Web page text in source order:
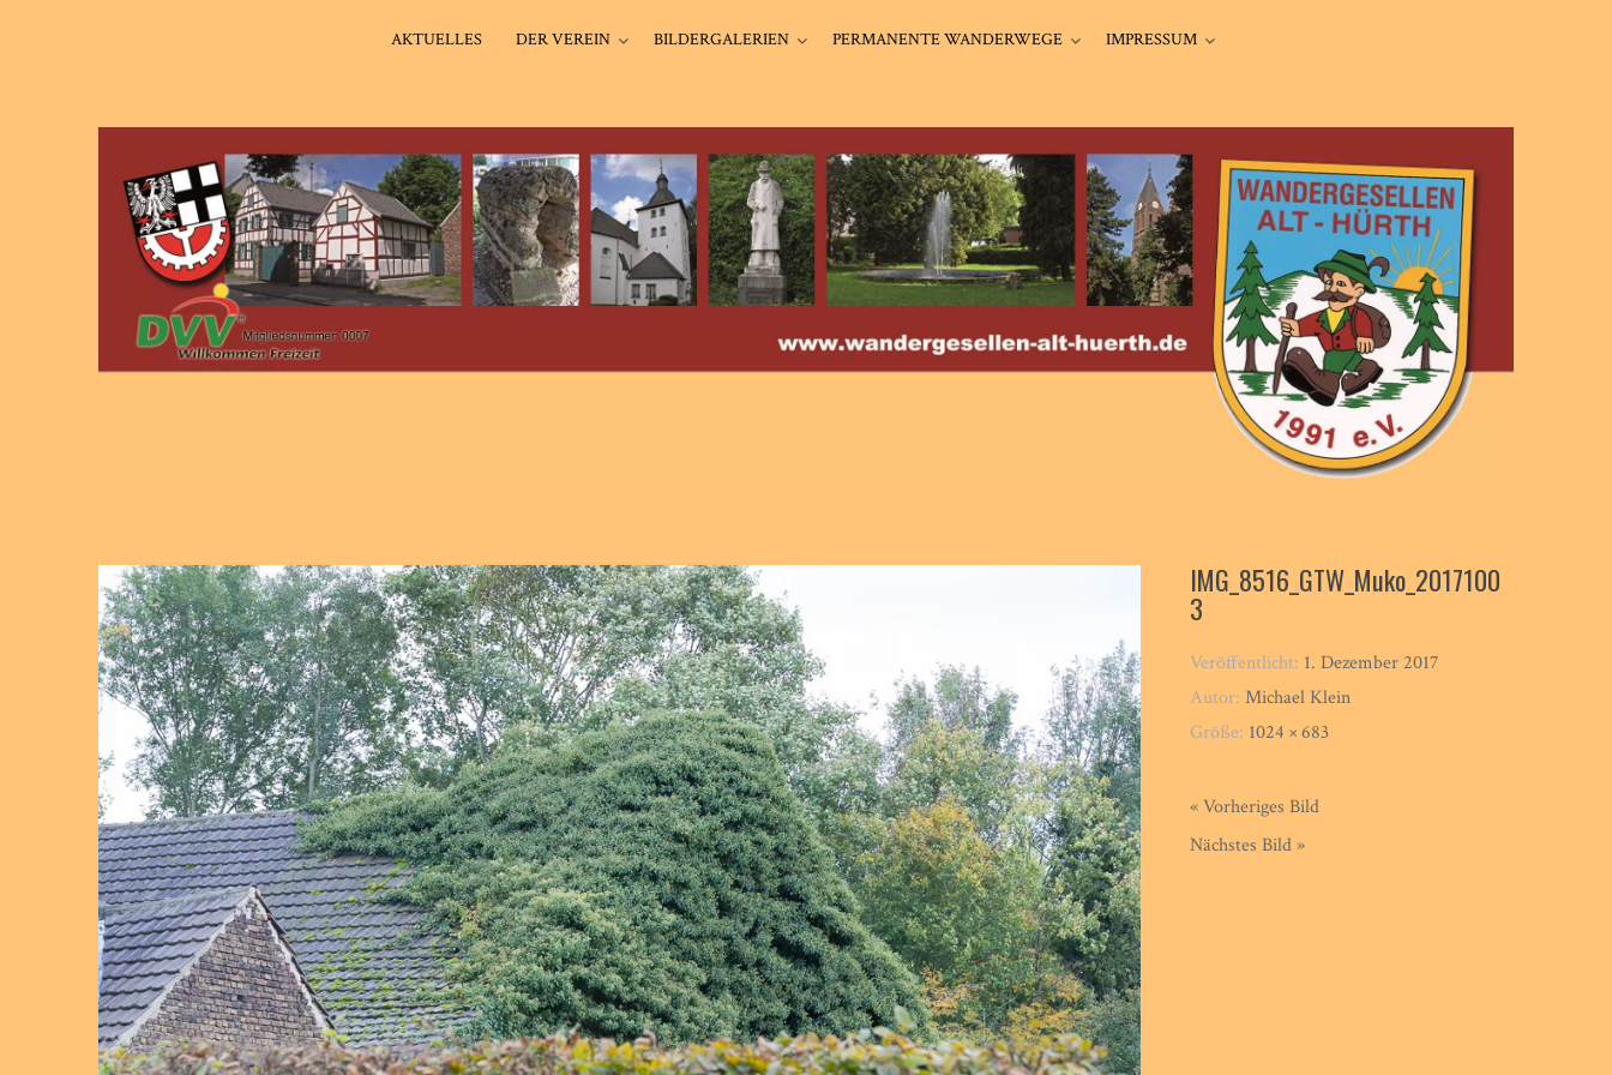
AKTUELLES DER VEREIN BILDERGALERIEN PERMANENTE WANDERWEGE IMPRESSUM
IMG_8516_GTW_Muko_2017100
3
Veröffentlicht: 1. Dezember 2017
Autor:Michael Klein
Größe: 1024 × 683
« Vorheriges Bild
Nächstes Bild »